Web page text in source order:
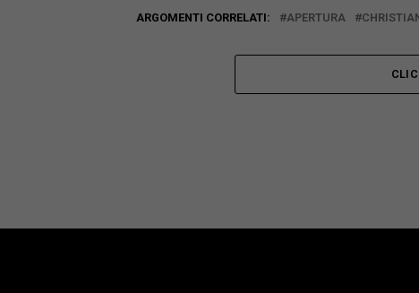
ARGOMENTI CORRELATI: APERTURA